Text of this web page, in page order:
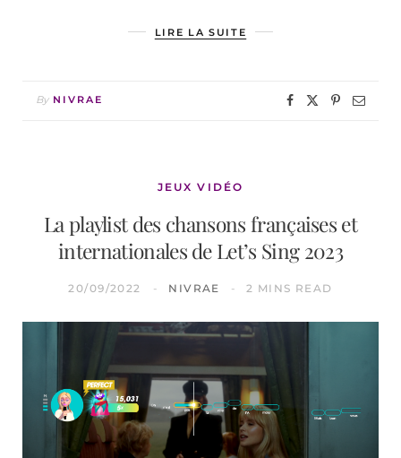
LIRE LA SUITE
By NIVRAE
JEUX VIDÉO
La playlist des chansons françaises et
internationales de Let’s Sing 2023
20/09/2022 NIVRAE 2 MINS READ